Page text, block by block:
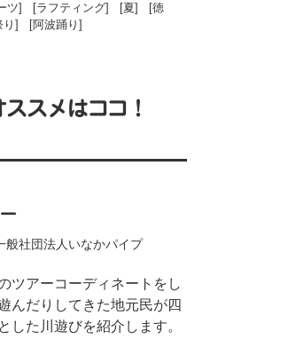
ツ] [ラフティング] [夏] [徳
り] [阿波踊り]
スメはココ！
般社団法人いなかパイプ
ツアーコーディネートをし
んだりしてきた地元民が四
した川遊びを紹介します。